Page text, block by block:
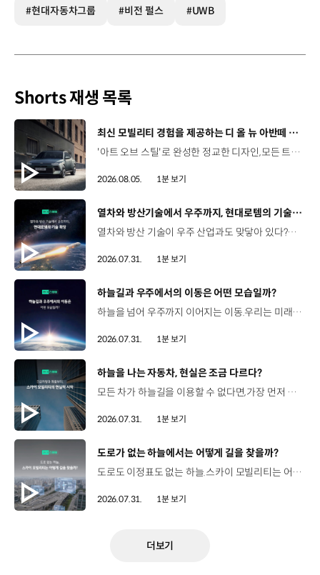
#현대자동차그룹 #비전 펄스 #UWB
Shorts 재생 목록
[동영상]
최신 모빌리티 경험을 제공하는 디 올 뉴 아반떼 계약 개시
'아트 오브 스틸'로 완성한 정교한 디자인,모든 트림에 적용된 플레오스 커넥트와 최신 안전·편의 사양까지. 차급 이상의 가치를 담은디 올 뉴 아반떼가 계약을 시작했습니다. #현대자동차 #디올뉴아반떼 #아반떼 #플레오스커넥트 #GleoAI #준중형세단 #세단
2026.08.05. 1분 보기
[동영상]
열차와 방산기술에서 우주까지, 현대로템의 기술 확장
열차와 방산 기술이 우주 산업과도 맞닿아 있다?항공 우주 분야에도 발을 담고 있는 현대로템 현대진행형 팟캐스트 EP.20에서 확인하세요.📻 #현대자동차그룹 #현대진행형 #모빌리티팟캐스트 #현대로템 #하늘길 #스카이모빌리티 #우주 #우주항공 #자율주행 #모빌리티
2026.07.31. 1분 보기
[동영상]
하늘길과 우주에서의 이동은 어떤 모습일까?
하늘을 넘어 우주까지 이어지는 이동.우리는 미래 모빌리티를 어떤 모습으로 상상해볼 수 있을까요? 현대진행형 팟캐스트 EP.20에서 확인하세요.📻 #현대자동차그룹 #현대진행형 #모빌리티팟캐스트 #하늘길 #스카이모빌리티 #우주 #우주항공 #자율주행 #모빌리티
2026.07.31. 1분 보기
[동영상]
하늘을 나는 자동차, 현실은 조금 다르다?
모든 차가 하늘길을 이용할 수 없다면,가장 먼저 하늘을 달리게 될 모빌리티는 무엇일까요? 현대진행형 팟캐스트 EP.20에서 확인하세요.📻 #현대자동차그룹 #현대진행형 #모빌리티팟캐스트 #하늘길 #스카이모빌리티 #우주 #우주항공 #자율주행 #모빌리티
2026.07.31. 1분 보기
[동영상]
도로가 없는 하늘에서는 어떻게 길을 찾을까?
도로도 이정표도 없는 하늘.스카이 모빌리티는 어떻게 목적지까지 이동할 수 있을까요? 현대진행형 팟캐스트 EP.20에서 확인하세요.📻 #현대자동차그룹 #현대진행형 #모빌리티팟캐스트 #하늘길 #스카이모빌리티 #우주 #우주항공 #자율주행 #모빌리티
2026.07.31. 1분 보기
더보기